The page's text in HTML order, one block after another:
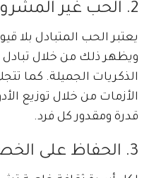
2. الحب غير المشروط والمشاركة
يعتبر الحب المتبادل بلا
ويظهر ذلك من خلال تبادل
الذكريات الجميلة. كما
الأزمات من خلال توزيع
قدرة ومقدور كل فرد.
3. الحفاظ على الخصوصية الثقافية